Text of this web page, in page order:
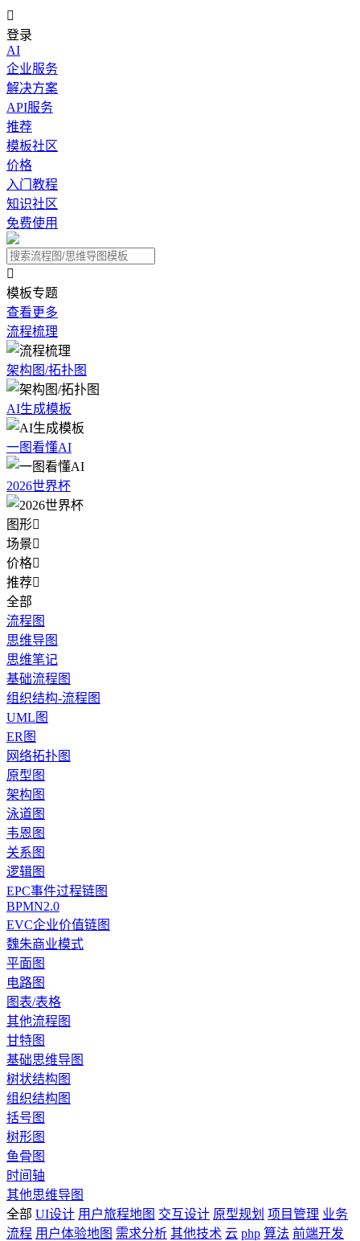

登录
AI
企业服务
解决方案
API服务
推荐
模板社区
价格
入门教程
知识社区
免费使用

模板专题
查看更多
流程梳理
架构图/拓扑图
AI生成模板
一图看懂AI
2026世界杯
图形
场景
价格
推荐
全部
流程图
思维导图
思维笔记
基础流程图
组织结构-流程图
UML图
ER图
网络拓扑图
原型图
架构图
泳道图
韦恩图
关系图
逻辑图
EPC事件过程链图
BPMN2.0
EVC企业价值链图
魏朱商业模式
平面图
电路图
图表/表格
其他流程图
甘特图
基础思维导图
树状结构图
组织结构图
括号图
树形图
鱼骨图
时间轴
其他思维导图
全部 UI设计 用户旅程地图 交互设计 原型规划 项目管理 业务
流程 用户体验地图 需求分析 其他技术 云 php 算法 前端开发